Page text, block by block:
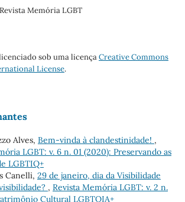
Memória LGBT
sob uma licençaCreative Commons
License.
Alves, Bem-vinda à clandestinidade! ,
LGBT: v. 6 n. 01 (2020): Preservando as
LGBTIQ+
Canelli, 29 de janeiro, dia da Visibilidade
, Revista Memória LGBT: v. 2 n.
Cultural LGBTQIA+